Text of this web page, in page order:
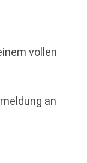
vollen
an